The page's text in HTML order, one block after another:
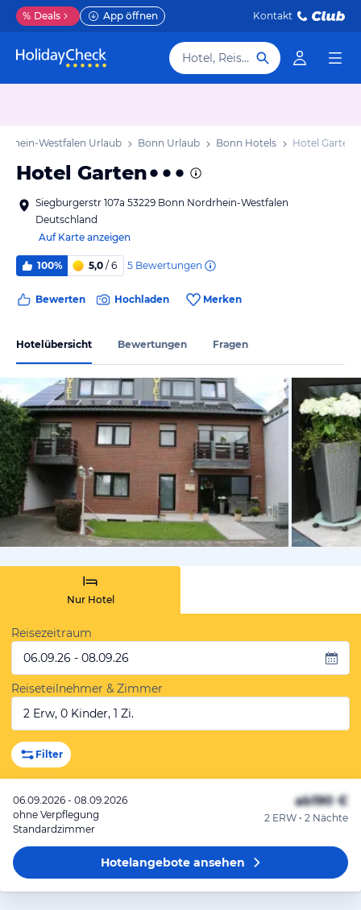
% Deals App öffnen Kontakt
Hotel, Reiseziel
Westfalen Urlaub Bonn Urlaub Bonn Hotels Hotel Garten
Hotel Garten
Siegburgerstr 107a 53229 Bonn Nordrhein-Westfalen
Deutschland
Auf Karte anzeigen
100% 5,0 / 6 5 Bewertungen
Bewerten Hochladen Merken
Hotelübersicht Bewertungen Fragen
von
Nur Hotel
Reisezeitraum
06.09.26 - 08.09.26
Reiseteilnehmer & Zimmer
2 Erw, 0 Kinder, 1 Zi.
Filter
06.09.2026 - 08.09.2026
ohne Verpflegung
Standardzimmer
ab190 €
2 ERW • 2 Nächte
Hotelangeboteansehen